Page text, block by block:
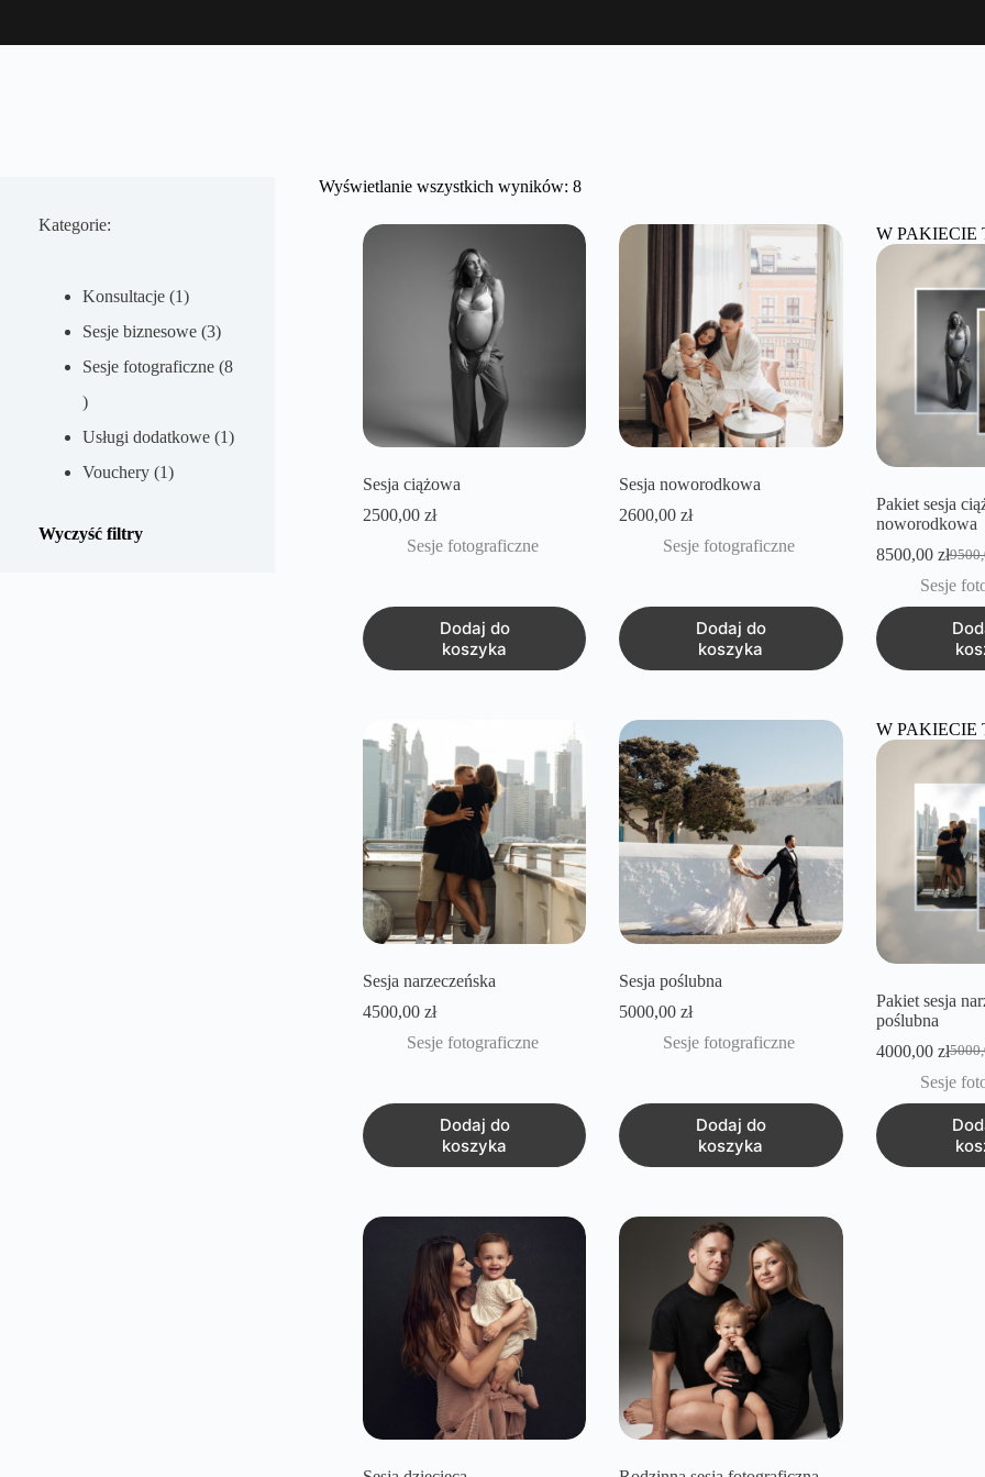
Wyświetlanie wszystkich wyników: 8
Sesja ciążowa
2500,00 zł
Sesje fotograficzne
Dodaj do
koszyka
Sesja noworodkowa
2600,00zł
Sesje fotograficzne
Dodaj do
koszyka
W PAKIECIE
Pakiet sesja
noworodkowa
cena
8500,00 zł
cena
Sesje
Sesja narzeczeńska
4500,00 zł
Sesje fotograficzne
Dodaj do
koszyka
Sesja poślubna
5000,00zł
Sesje fotograficzne
Dodaj do
koszyka
W PAKIECIE
Pakiet sesja
poślubna
cena
4000,00 zł
cena
Sesje
Kategorie:
Konsultacje 11
produkt
Sesje biznesowe 33
produkty
Sesje fotograficzne 8
8
produktów
Usługi dodatkowe 11
Vouchery 11
Wyczyść filtry